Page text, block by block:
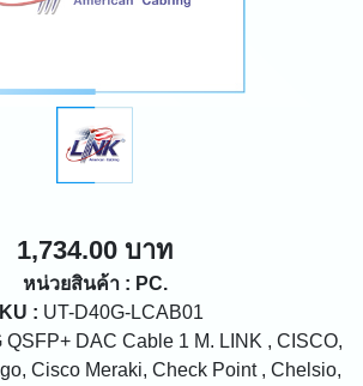
1,734.00 บาท
หน่วยสินค้า : PC.
: UT-D40G-LCAB01
QSFP+ DAC Cable 1 M. LINK , CISCO,
Cisco Meraki, Check Point , Chelsio,